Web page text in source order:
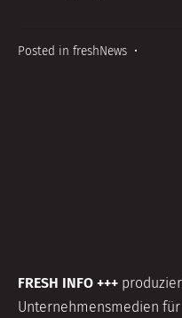
Posted in freshNews •
FRESH INFO +++
Unternehmensmedien